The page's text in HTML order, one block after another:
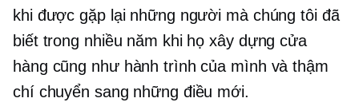
khi được gặp lại những người mà chúng tôi đã
biết trong nhiều năm khi họ xây dựng cửa
hàng cũng như hành trình của mình và thậm
chí chuyển sang những điều mới.